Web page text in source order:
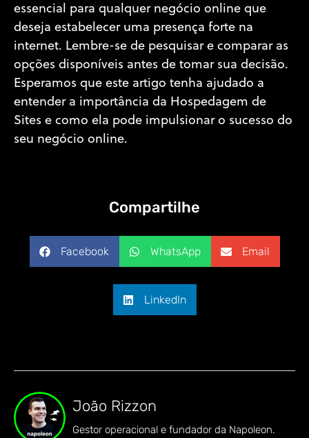
essencial para qualquer negócio online que
deseja estabelecer uma presença forte na
internet. Lembre-se de pesquisar e comparar as
opções disponíveis antes de tomar sua decisão.
Esperamos que este artigo tenha ajudado a
entender a importância da Hospedagem de
Sites e como ela pode impulsionar o sucesso do
seu negócio online.
Compartilhe
Facebook WhatsApp Email
LinkedIn
João Rizzon
Gestor operacional e fundador da Napoleon.